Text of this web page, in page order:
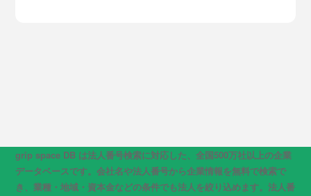
grip space DB は法人番号検索に対応した、全国500万社以上の企業
データベースです。会社名や法人番号から企業情報を無料で検索で
き、業種・地域・資本金などの条件でも法人を絞り込めます。法人番